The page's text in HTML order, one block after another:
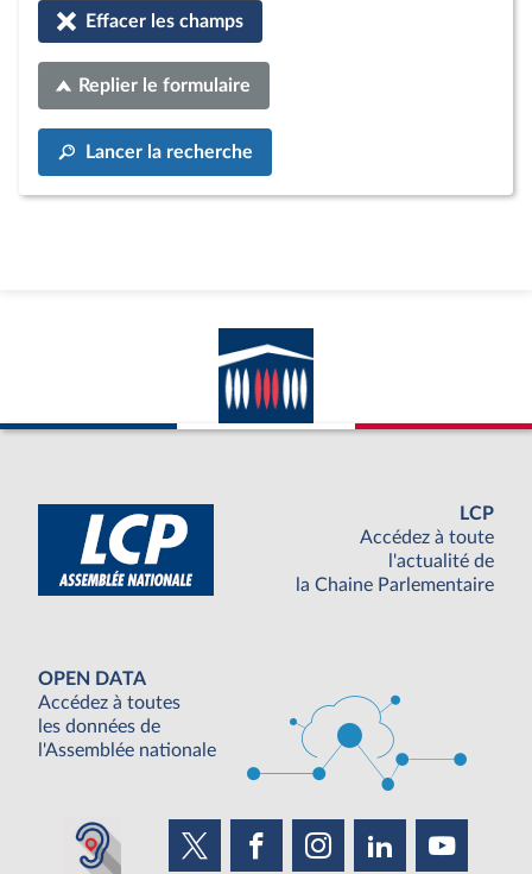
Effacer les champs
Replier le formulaire
Lancer la recherche
LCP
Accédez à toute
l'actualité de
la Chaine Parlementaire
OPEN DATA
Accédez à toutes
les données de
l'Assemblée nationale